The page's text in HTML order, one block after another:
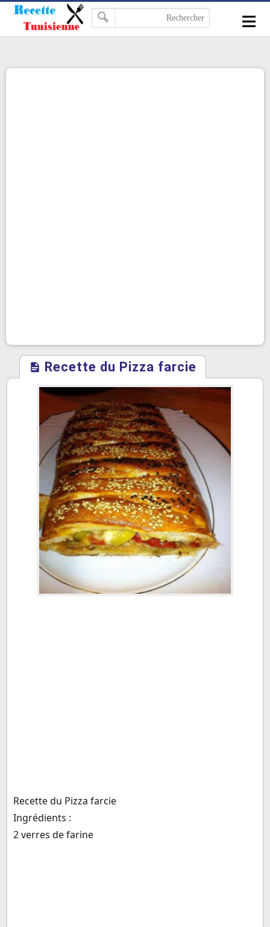
≡
Recette du Pizza farcie
Recette du Pizza farcie
Ingrédients :
2 verres de farine